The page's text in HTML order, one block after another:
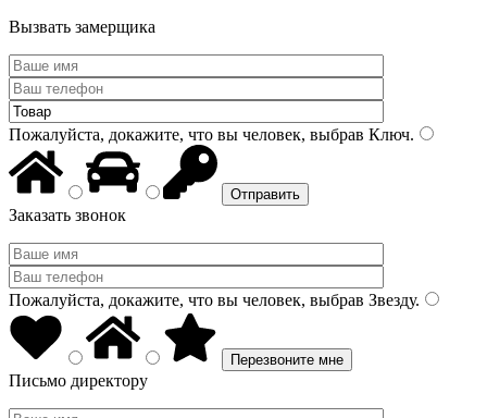
Вызвать замерщика
Пожалуйста, докажите, что вы человек, выбрав Ключ.
Заказать звонок
Пожалуйста, докажите, что вы человек, выбрав Звезду.
Письмо директору